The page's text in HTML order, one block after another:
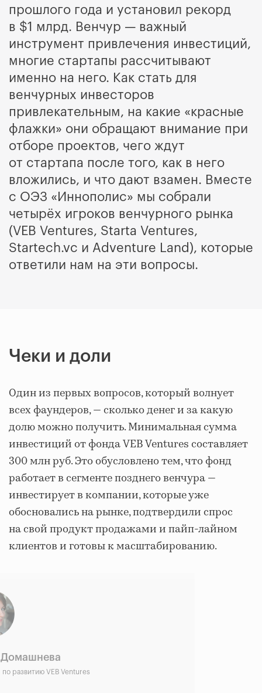
прошлого года и установил рекорд
в $1 млрд. Венчур — важный
инструмент привлечения инвестиций,
многие стартапы рассчитывают
именно на него. Как стать для
венчурных инвесторов
привлекательным, на какие «красные
флажки» они обращают внимание при
отборе проектов, чего ждут
от стартапа после того, как в него
вложились, и что дают взамен. Вместе
с ОЭЗ «Иннополис» мы собрали
четырёх игроков венчурного рынка
(VEB Ventures, Starta Ventures,
Startech.vc и Adventure Land), которые
ответили нам на эти вопросы.
Чеки и доли
Один из первых вопросов, который волнует
всех фаундеров, — сколько денег и за какую
долю можно получить. Минимальная сумма
инвестиций от фонда VEB Ventures составляет
300 млн руб. Это обусловлено тем, что фонд
работает в сегменте позднего венчура —
инвестирует в компании, которые уже
обосновались на рынке, подтвердили спрос
на свой продукт продажами и пайп-лайном
клиентов и готовы к масштабированию.
Домашнева
развитию VEB Ventures